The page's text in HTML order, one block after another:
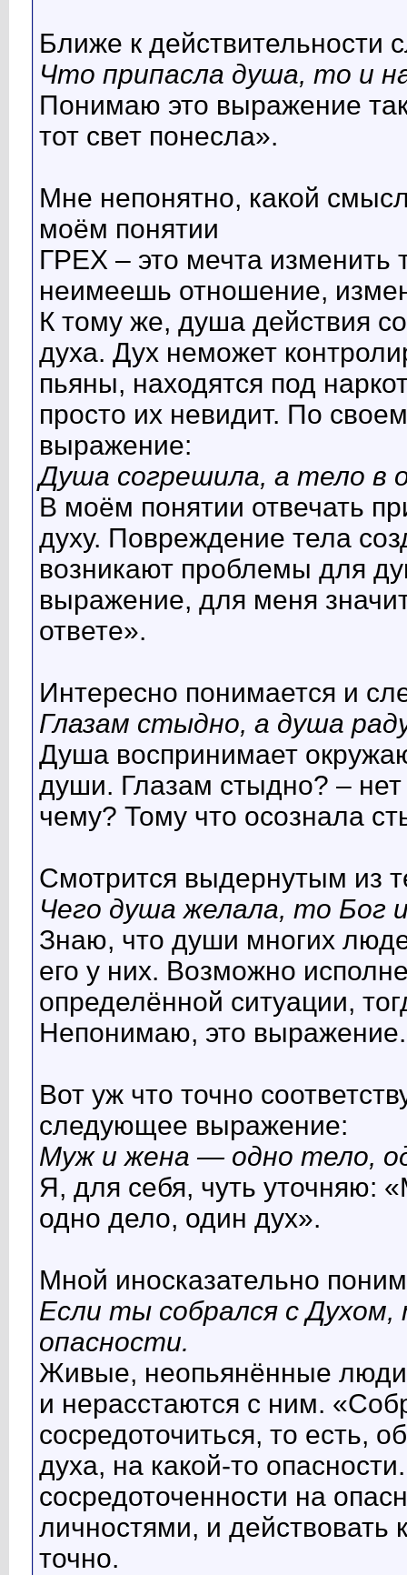
Ближе к
Что припасла душа, то и
Понимаю это выражение
тот свет понесла».
Мне непонятно, какой
моём понятии
ГРЕХ – это мечта изменить
неимеешь отношение,
К тому же, душа действия
духа. Дух неможет
пьяны, находятся под
просто их невидит. По
выражение:
Душа согрешила, а тело в
В моём понятии отвечать
духу. Повреждение тела
возникают проблемы для
выражение, для меня
ответе».
Интересно понимается и
Глазам стыдно, а душа
Душа воспринимает
души. Глазам стыдно? –
чему? Тому что осознала
Смотрится выдернутым из
Чего душа желала, то Бог
Знаю, что души многих
его у них. Возможно
определённой ситуации,
Непонимаю, это выражение.
Вот уж что точно
следующее выражение:
Муж и жена — одно тело,
Я, для себя, чуть уточняю:
одно дело, один дух».
Мной иносказательно
Если ты собрался с
опасности.
Живые, неопьянённые люди
и нерасстаются с ним.
сосредоточиться, то есть,
духа, на какой-то
сосредоточенности на
личностями, и
точно.